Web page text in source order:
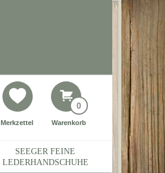
Merkzettel Warenkorb
0
SEEGER FEINE
LEDERHANDSCHUHE